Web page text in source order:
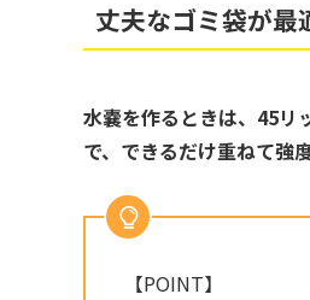
丈夫なゴミ袋が
水嚢を作るときは、45リ
で、できるだけ重ねて強
【POINT】